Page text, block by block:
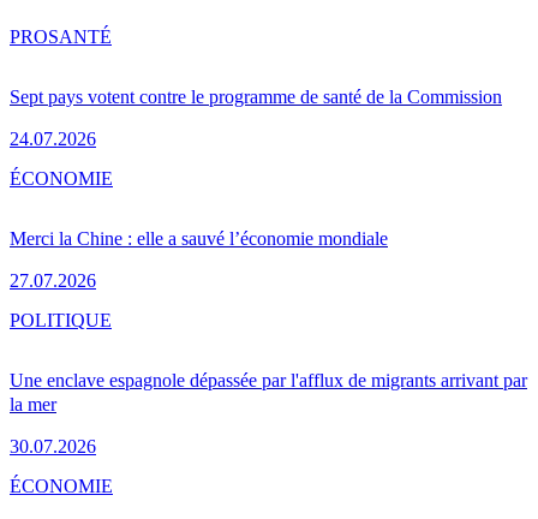
Sept pays votent contre le programme de santé de la Commission
24.07.2026
PROSANTÉ
Merci la Chine : elle a sauvé l’économie mondiale
27.07.2026
ÉCONOMIE
Une enclave espagnole dépassée par l'afflux de migrants arrivant par
la mer
30.07.2026
POLITIQUE
ÉCONOMIE